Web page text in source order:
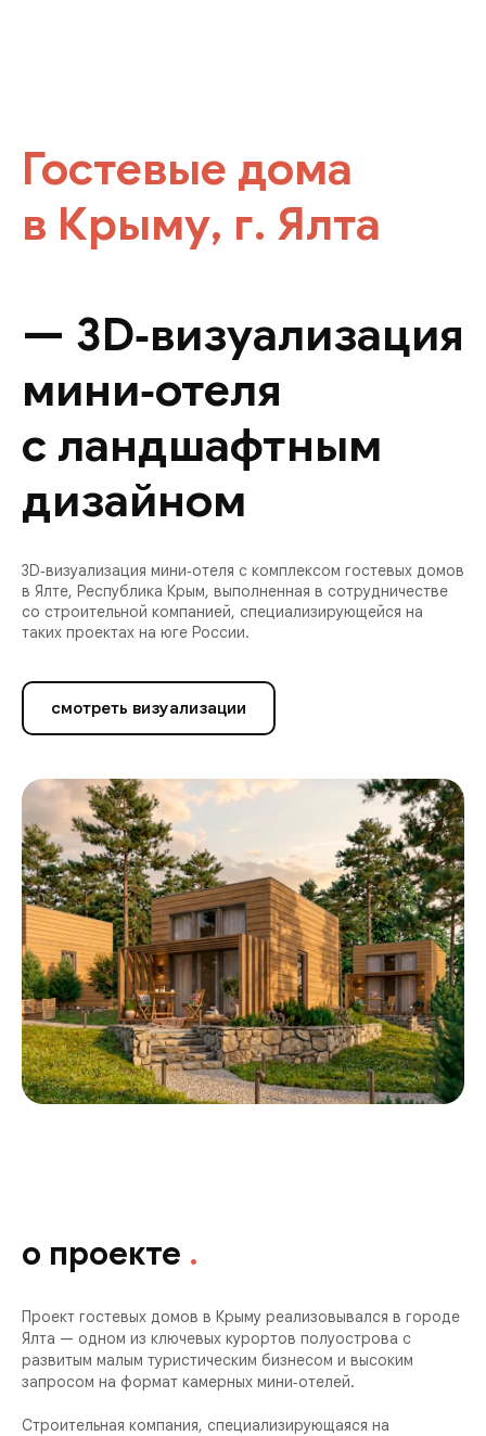
Гостевые дома
в Крыму, г. Ялта
— 3D‑визуализация
мини‑отеля
с ландшафтным
дизайном
3D‑визуализация мини‑отеля с комплексом гостевых домов
в Ялте, Республика Крым, выполненная в сотрудничестве
со строительной компанией, специализирующейся на
таких проектах на юге России.
смотреть визуализации
о проекте .
Проект гостевых домов в Крыму реализовывался в городе
Ялта — одном из ключевых курортов полуострова с
развитым малым туристическим бизнесом и высоким
запросом на формат камерных мини‑отелей.
Строительная компания, специализирующаяся на